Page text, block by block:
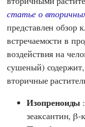
статье о
представлен обзор
встречаемости в
воздействия на
сушеный)
вторичные
Изопреноиды
зеаксантин,